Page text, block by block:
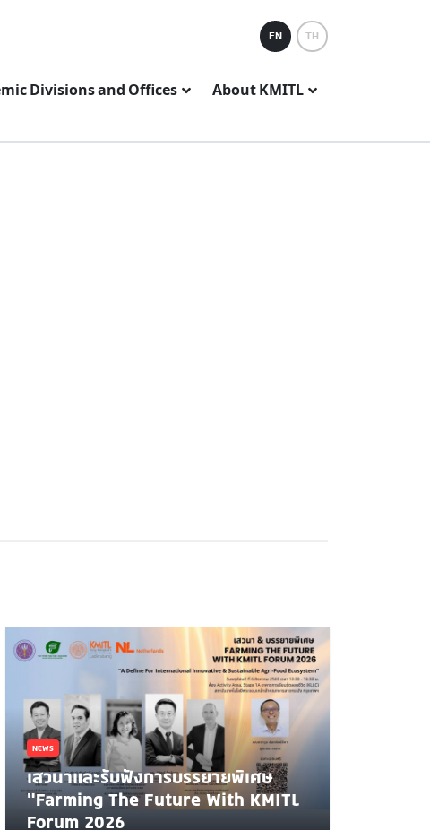
EN TH
Divisions and Offices
About KMITL
NEWS
เสวนาและรับฟังการบรรยายพิเศษ
"Farming The Future With KMITL
Forum 2026